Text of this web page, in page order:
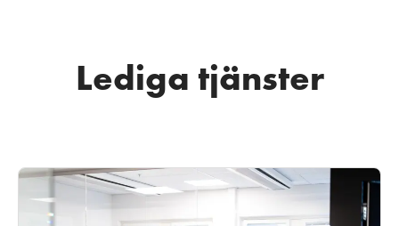
Lediga tjänster